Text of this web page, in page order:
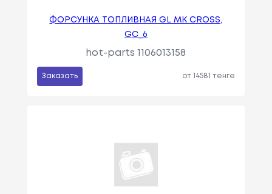
ФОРСУНКА ТОПЛИВНАЯ GL MK CROSS,
GC_6
hot-parts 1106013158
Заказать от 14581 тенге